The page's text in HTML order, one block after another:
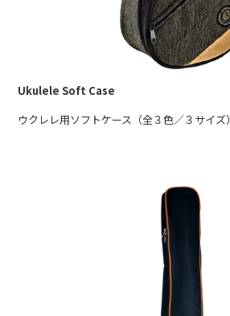
Ukulele Soft Case
ウクレレ用ソフトケース（全３色／３サイズ）